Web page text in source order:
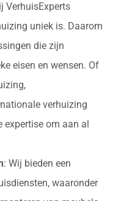
VerhuisExperts
uniek is. Daarom
die zijn
eisen en wensen. Of
verhuizing
om aan al
: Wij bieden een
waaronder